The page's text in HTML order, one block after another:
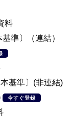
料
準〕（連結）
基準〕(非連結)
今すぐ登録